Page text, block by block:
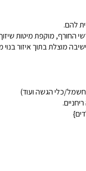
מוצלת בתוך איזור בנוי